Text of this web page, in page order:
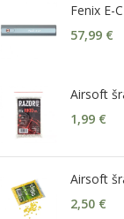
Fenix E-
57,99 €
Airsoft
1,99 €
Airsoft
2,50 €